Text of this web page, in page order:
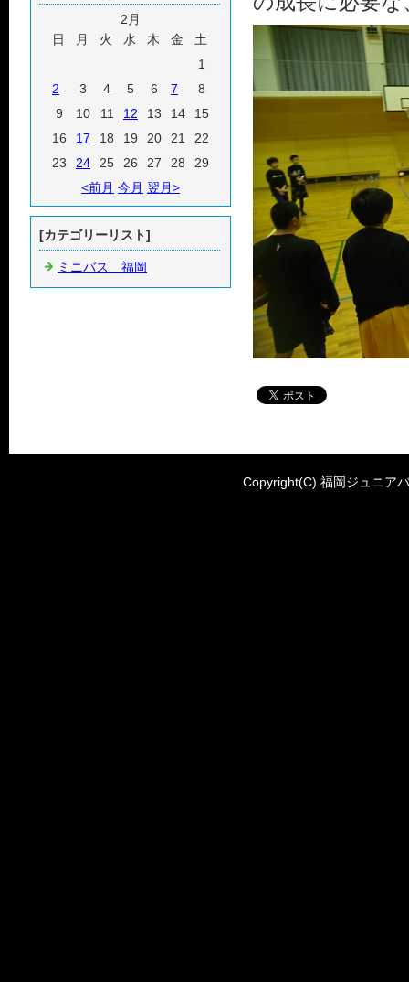
2月
日
月 火 水 木 金
土
1
2
3 4 5 6 7
8
9
10 11 12 13 14
15
16
17 18 19 20 21
22
23
24 25 26 27 28
29
<前月 今月 翌月>
[カテゴリーリスト]
ミニバス 福岡
Copyright(C) 福岡ジュニア